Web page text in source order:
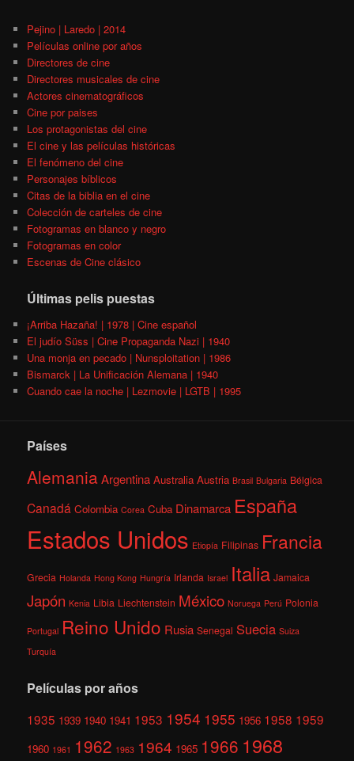
Pejino | Laredo | 2014
Películas online por años
Directores de cine
Directores musicales de cine
Actores cinematográficos
Cine por paises
Los protagonistas del cine
El cine y las películas históricas
El fenómeno del cine
Personajes bíblicos
Citas de la biblia en el cine
Colección de carteles de cine
Fotogramas en blanco y negro
Fotogramas en color
Escenas de Cine clásico
Últimas pelis puestas
¡Arriba Hazaña! | 1978 | Cine español
El judío Süss | Cine Propaganda Nazi | 1940
Una monja en pecado | Nunsploitation | 1986
Bismarck | La Unificación Alemana | 1940
Cuando cae la noche | Lezmovie | LGTB | 1995
Países
AlemaniaArgentina Australia Austria Brasil Bulgaria Bélgica
Canadá Colombia Corea Cuba Dinamarca España
Estados Unidos Etiopía Filipinas Francia
Grecia Holanda Hong Kong Hungría Irlanda Israel Italia Jamaica
Japón Kenia Libia Liechtenstein México Noruega Perú Polonia
Portugal Reino Unido Rusia Senegal Suecia Suiza
Turquía
Películas por años
1935 1939 1940 1941 1953 1954 1955 1956 1958 1959
1960 1961 1962 1963 1964 1965 1966 1968